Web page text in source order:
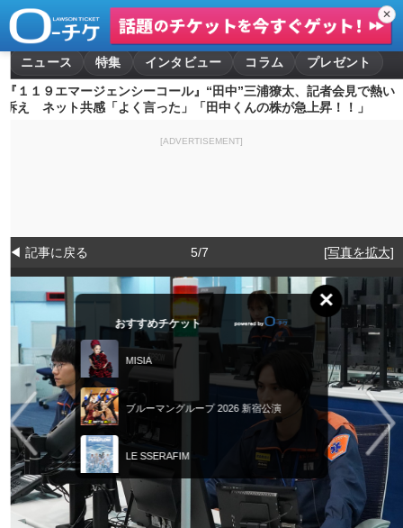
✕
ニュース 特集 インタビュー コラム
プレゼント
『１１９エマージェンシーコール』“田中”三浦獠太、記者会見で熱い
訴え ネット共感「よく言った」「田中くんの株が急上昇！！」
[ADVERTISEMENT]
◀ 記事に戻る 5/7 [写真を拡大]
×
おすすめチケット
MISIA
ブルーマングループ 2026 新宿公演
LE SSERAFIM